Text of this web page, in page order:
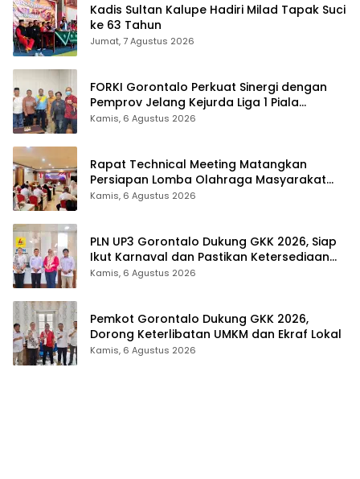
Kadis Sultan Kalupe Hadiri Milad Tapak Suci
ke 63 Tahun
Jumat, 7 Agustus 2026
FORKI Gorontalo Perkuat Sinergi dengan
Pemprov Jelang Kejurda Liga 1 Piala
Gubernur 2026
Kamis, 6 Agustus 2026
Rapat Technical Meeting Matangkan
Persiapan Lomba Olahraga Masyarakat
Tingkat Provinsi Gorontalo
Kamis, 6 Agustus 2026
PLN UP3 Gorontalo Dukung GKK 2026, Siap
Ikut Karnaval dan Pastikan Ketersediaan
Listrik
Kamis, 6 Agustus 2026
Pemkot Gorontalo Dukung GKK 2026,
Dorong Keterlibatan UMKM dan Ekraf Lokal
Kamis, 6 Agustus 2026